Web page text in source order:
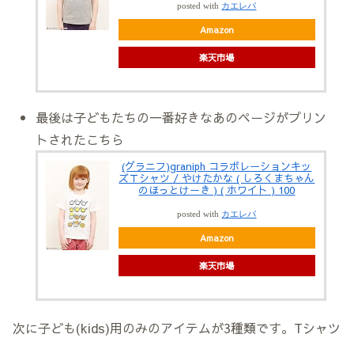
posted with カエレバ
Amazon
楽天市場
最後は子どもたちの一番好きなあのページがプリン
トされたこちら
(グラニフ)graniph コラボレーションキッ
ズＴシャツ / やけたかな ( しろくまちゃん
のほっとけーき ) ( ホワイト ) 100
posted with カエレバ
Amazon
楽天市場
次に子ども(kids)用のみのアイテムが3種類です。Tシャツ